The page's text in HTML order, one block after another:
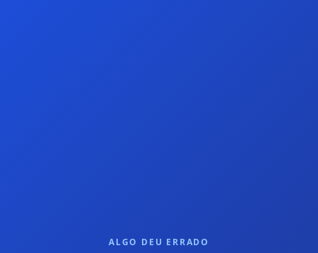
ALGO DEU ERRADO